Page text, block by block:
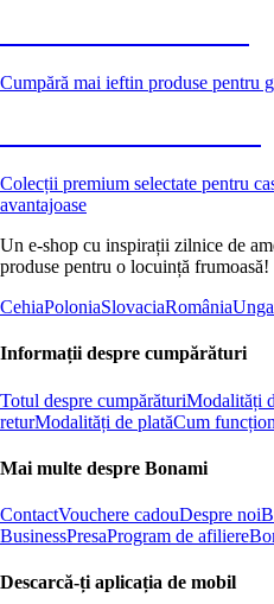
Cumpără mai ieftin produse pentru
Colecții premium selectate pentru
avantajoase
Un e-shop cu inspirații zilnice de
produse pentru o locuință frumoasă!
CehiaPoloniaSlovaciaRomânia
Informații despre cumpărături
Totul despre cumpărăturiModalități
returModalități de platăCum
Mai multe despre Bonami
ContactVouchere cadouDespre noi
BusinessPresaProgram de afiliere
Descarcă-ți aplicația de mobil